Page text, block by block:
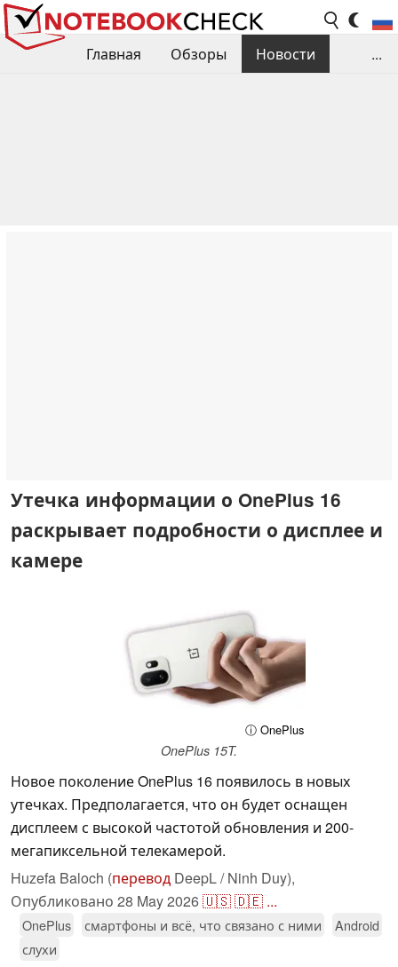
Главная Обзоры
Новости
...
Утечка информации о OnePlus 16
раскрывает подробности о дисплее и
камере
ⓘ OnePlus
OnePlus 15T.
Новое поколение OnePlus 16 появилось в новых
утечках. Предполагается, что он будет оснащен
дисплеем с высокой частотой обновления и 200-
мегапиксельной телекамерой.
Huzefa Baloch (перевод DeepL / Ninh Duy),
Опубликовано 28 May 2026🇺🇸🇩🇪 ...
OnePlus смартфоны и всё, что связано с ними
Android
слухи